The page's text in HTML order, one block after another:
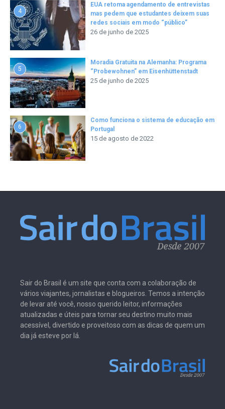
4
EUA retoma agendamento de entrevistas
mas pedem que estudantes deixem suas
redes sociais em modo “público”
26 de junho de 2025
5
Moradia Gratuita na Alemanha: Programa
“Probewohnen” em Eisenhüttenstadt
25 de junho de 2025
6
Como funciona o sistema de educação em
Portugal
15 de agosto de 2022
Sair do Brasil é um site que conta com a colaboração de
vários viajantes, jornalistas e blogueiros. Temos a intenção
de levar até você, nosso querido leitor, informações
atualizadas e úteis para tornar seu destino muito mais
acessível, divertido e proveitoso com as dicas de quem um
dia já esteve por lá.